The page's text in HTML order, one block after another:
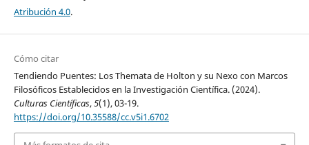
Atribución 4.0.
Cómo citar
Tendiendo Puentes: Los Themata de Holton y su Nexo con Marcos
Filosóficos Establecidos en la Investigación Científica. (2024).
Culturas Científicas,5(1), 03-19.
https://doi.org/10.35588/cc.v5i1.6702